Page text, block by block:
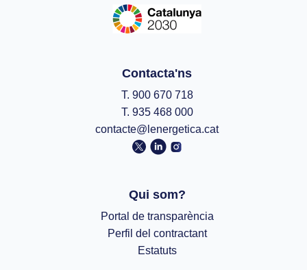
Contacta'ns
T. 900 670 718
T. 935 468 000
contacte@lenergetica.cat
Qui som?
Portal de transparència
Perfil del contractant
Estatuts